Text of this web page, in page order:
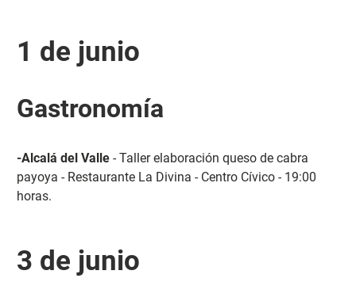
1 de junio
Gastronomía
-Alcalá del Valle- Taller elaboración queso de cabra
payoya - Restaurante La Divina - Centro Cívico - 19:00
horas.
3 de junio